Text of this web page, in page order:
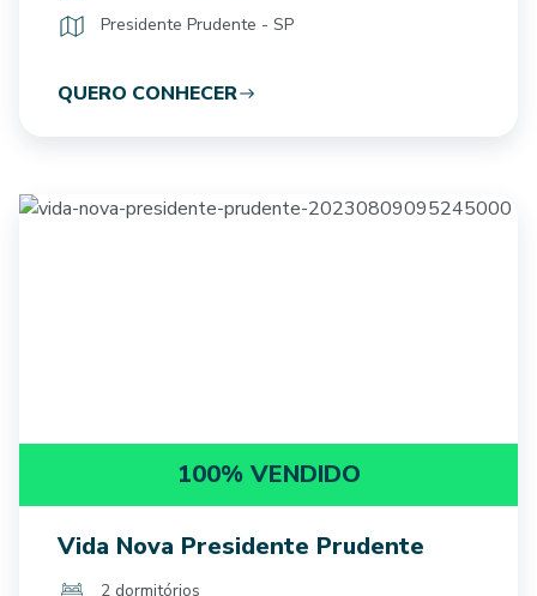
Presidente Prudente - SP
QUERO CONHECER
100% VENDIDO
Vida Nova Presidente Prudente
2 dormitórios